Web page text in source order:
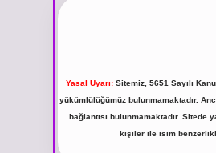
Yasal Uyarı:Sitemiz, 5651 Sayılı
yükümlülüğümüz bulunmamaktadır.
bağlantısı bulunmamaktadır. Sitede
kişiler ile isim